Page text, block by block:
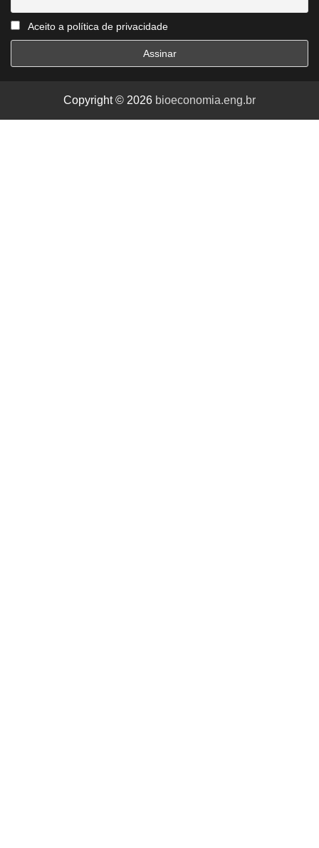
Aceito a política de privacidade
Copyright © 2026 bioeconomia.eng.br